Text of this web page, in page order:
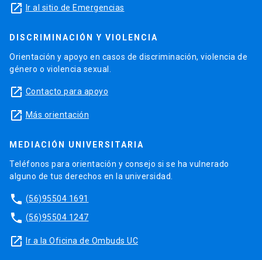
launch Ir al sitio de Emergencias
DISCRIMINACIÓN Y VIOLENCIA
Orientación y apoyo en casos de discriminación, violencia de
género o violencia sexual.
launch Contacto para apoyo
launch Más orientación
MEDIACIÓN UNIVERSITARIA
Teléfonos para orientación y consejo si se ha vulnerado
alguno de tus derechos en la universidad.
phone (56)95504 1691
phone (56)95504 1247
launch Ir a la Oficina de Ombuds UC